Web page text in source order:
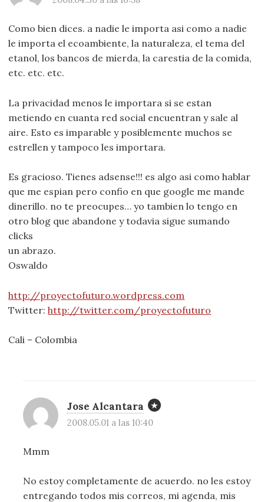
Como bien dices. a nadie le importa asi como a nadie
le importa el ecoambiente, la naturaleza, el tema del
etanol, los bancos de mierda, la carestia de la comida,
etc. etc. etc.
La privacidad menos le importara si se estan
metiendo en cuanta red social encuentran y sale al
aire. Esto es imparable y posiblemente muchos se
estrellen y tampoco les importara.
Es gracioso. Tienes adsense!!! es algo asi como hablar
que me espian pero confio en que google me mande
dinerillo. no te preocupes… yo tambien lo tengo en
otro blog que abandone y todavia sigue sumando
clicks
un abrazo.
Oswaldo
http://proyectofuturo.wordpress.com
Twitter:http://twitter.com/proyectofuturo
Cali – Colombia
Jose Alcantara
2008.05.01 a las 10:40
Mmm
No estoy completamente de acuerdo. no les estoy
entregando todos mis correos, mi agenda, mis